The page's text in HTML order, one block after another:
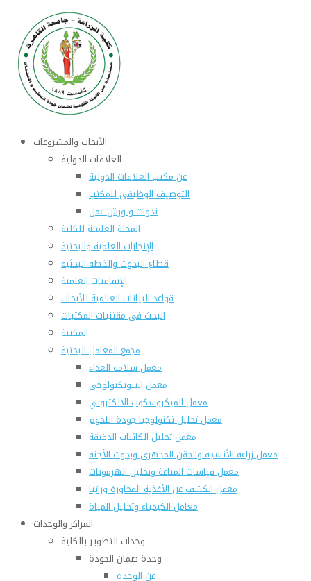
الأبحاث والمشروعات
العلاقات الدولية
عن مكتب العلاقات الدولية
التوصيف الوظيفى للمكتب
ندوات و ورش عمل
المجلة العلمية للكلية
الإنجازات العلمية والبحثية
قطاع البحوث والخطة البحثية
الإتفاقيات العلمية
قواعد البيانات العالمية للأبحاث
البحث فى مقتنيات المكتبات
المكتبة
مجمع المعامل البحثية
معمل سلامة الغذاء
معمل البيوتكنولوجى
معمل الميكروسكوب الالكتروني
معمل تحليل تكنولوجيا جودة اللحوم
معمل تحليل الكائنات الدقيقة
معمل زراعة الأنسجة والحقن المجهرى وبحوث الأجنة
معمل قياسات المناعة وتحليل الهرمونات
معمل الكشف عن الأغذية المحاورة وراثيا
معامل الكيمياء وتحليل المياة
المراكز والوحدات
وحدات التطوير بالكلية
وحدة ضمان الجودة
عن الوحدة